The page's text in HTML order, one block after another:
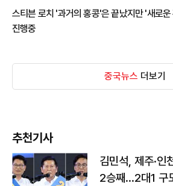
스티븐 로치 '과거의 홍콩'은 끝났지만 '새로
진행중
중국뉴스 더보기
추천기사
김민석, 제주·인
2승째…2대1 구